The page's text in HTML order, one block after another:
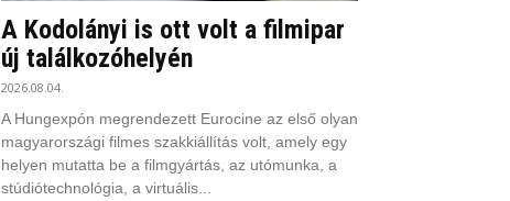
A Kodolányi is ott volt a filmipar
új találkozóhelyén
2026.08.04.
A Hungexpón megrendezett Eurocine az első olyan
magyarországi filmes szakkiállítás volt, amely egy
helyen mutatta be a filmgyártás, az utómunka, a
stúdiótechnológia, a virtuális...